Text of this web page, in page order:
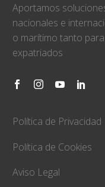
Aportamos
nacionales e
o marítimo tanto
expatriados
Política de Privacidad
Política de Cookies
Aviso Legal